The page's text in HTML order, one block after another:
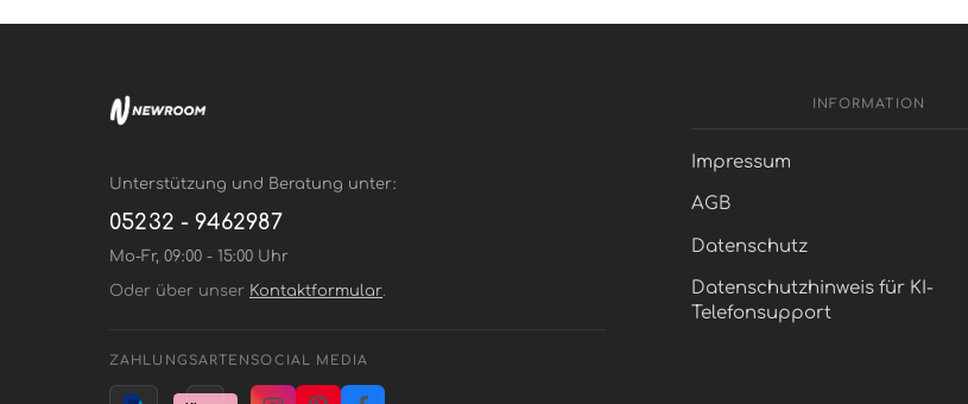
Unterstützung und Beratung unter:
05232 - 9462987
Mo-Fr, 09:00 - 15:00 Uhr
Oder über unser Kontaktformular.
ZAHLUNGSARTEN SOCIAL MEDIA
INFORMATION
Impressum
AGB
Datenschutz
Datenschutzhinweis für KI-
Telefonsupport